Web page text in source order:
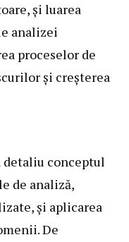
și luarea
analizei
proceselor de
și creșterea
detaliu conceptul
de analiză,
și aplicarea
De